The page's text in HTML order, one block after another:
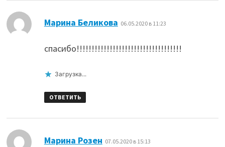
Марина Беликова 06.05.2020 в 11:23
спасибо!!!!!!!!!!!!!!!!!!!!!!!!!!!!!!!!!!!
Загрузка...
ОТВЕТИТЬ
Марина Розен 07.05.2020 в 15:13